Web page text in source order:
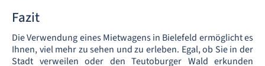
Fazit
Die Verwendung eines Mietwagens in Bielefeld ermöglicht es
Ihnen, viel mehr zu sehen und zu erleben. Egal, ob Sie in der
Stadt verweilen oder den Teutoburger Wald erkunden